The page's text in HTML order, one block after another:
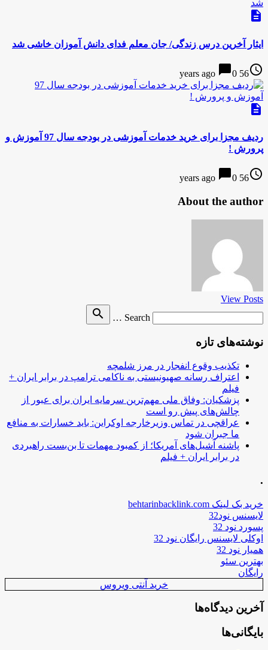
description
ایثار آخرین درس زندگی/ جان معلم فدای دانش آموزان خاشی شد
access_time
56 years ago
chat_bubble0
description
ردیف مجزا برای خرید خدمات آموزشی در بودجه سال 97 آموزش و
پرورش !
access_time
56 years ago
chat_bubble0
About the author
View Posts
Search …
search
نوشته‌های تازه
تکذیب وقوع انفجار در مرز شلمچه
اعتراف رسانه صهیونیستی به ناکامی ترامپ در برابر ایران +
فیلم
پزشکیان: وفاق ملی مهم‌ترین سرمایه ایران برای عبور از
چالش‌های پیش رو است
عراقچی در تماس وزیرخارجه اوکراین: باید خسارات به منافع
ما جبران شود
پاشنه آشیل‌های آمریکا؛ از کمبود مهمات تا بن‌بست راهبردی
در برابر ایران + فیلم
.
خرید بک لینک behtarinbacklink.com
لایسنس نود32
پسورد نود 32
اوکلی لایسنس رایگان نود 32
همیار نود 32
بهترین سئو
رایگان
خرید آنتی ویروس
آخرین دیدگاه‌ها
بایگانی‌ها